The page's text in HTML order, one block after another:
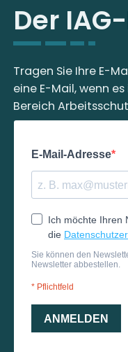
Der
Tragen Sie Ihre E-
eine E-Mail, wenn
Bereich